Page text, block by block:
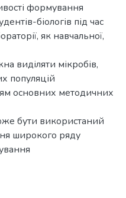
формування
біологів під час
як навчальної,
виділяти мікробів,
популяцій
основних методичних
бути використаний
широкого ряду